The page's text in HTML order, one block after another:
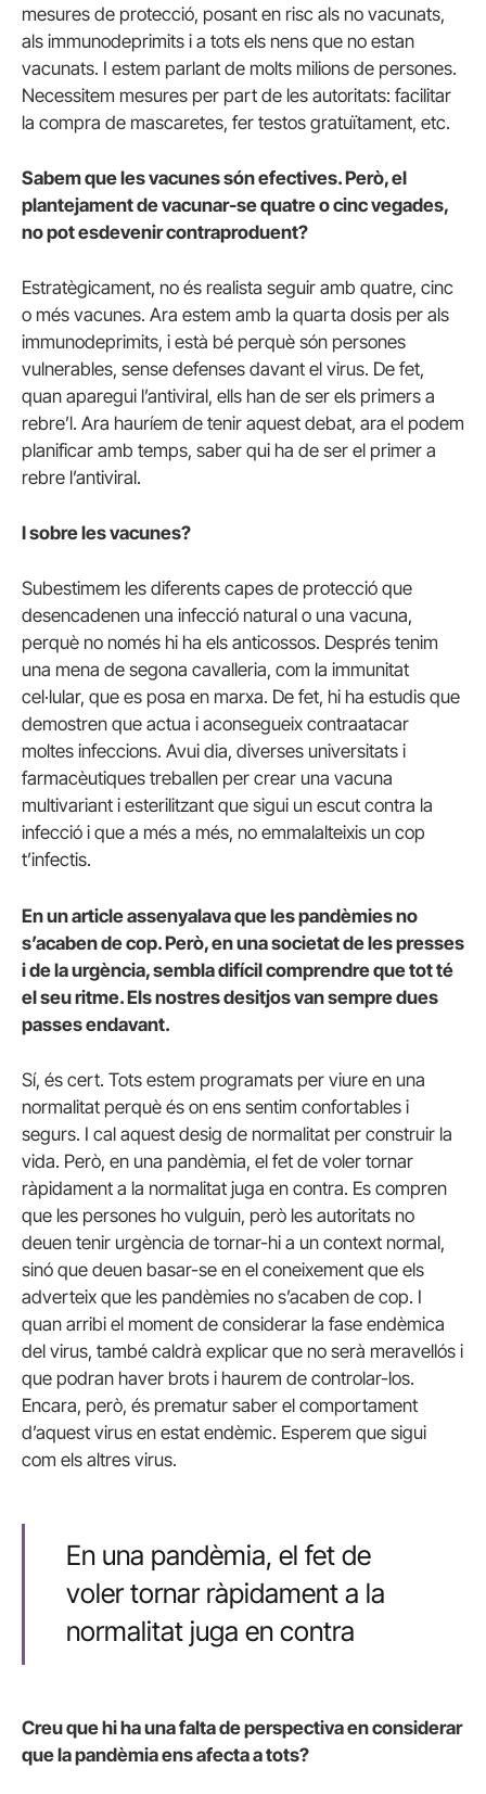
mesures de protecció, posant en risc als no vacunats,
als immunodeprimits i a tots els nens que no estan
vacunats. I estem parlant de molts milions de persones.
Necessitem mesures per part de les autoritats: facilitar
la compra de mascaretes, fer testos gratuïtament, etc.
Sabem que les vacunes són efectives. Però, el
plantejament de vacunar-se quatre o cinc vegades,
no pot esdevenir contraproduent?
Estratègicament, no és realista seguir amb quatre, cinc
o més vacunes. Ara estem amb la quarta dosis per als
immunodeprimits, i està bé perquè són persones
vulnerables, sense defenses davant el virus. De fet,
quan aparegui l’antiviral, ells han de ser els primers a
rebre’l. Ara hauríem de tenir aquest debat, ara el podem
planificar amb temps, saber qui ha de ser el primer a
rebre l’antiviral.
I sobre les vacunes?
Subestimem les diferents capes de protecció que
desencadenen una infecció natural o una vacuna,
perquè no només hi ha els anticossos. Després tenim
una mena de segona cavalleria, com la immunitat
cel·lular, que es posa en marxa. De fet, hi ha estudis que
demostren que actua i aconsegueix contraatacar
moltes infeccions. Avui dia, diverses universitats i
farmacèutiques treballen per crear una vacuna
multivariant i esterilitzant que sigui un escut contra la
infecció i que a més a més, no emmalalteixis un cop
t’infectis.
En un article assenyalava que les pandèmies no
s’acaben de cop. Però, en una societat de les presses
i de la urgència, sembla difícil comprendre que tot té
el seu ritme. Els nostres desitjos van sempre dues
passes endavant.
Sí, és cert. Tots estem programats per viure en una
normalitat perquè és on ens sentim confortables i
segurs. I cal aquest desig de normalitat per construir la
vida. Però, en una pandèmia, el fet de voler tornar
ràpidament a la normalitat juga en contra. Es compren
que les persones ho vulguin, però les autoritats no
deuen tenir urgència de tornar-hi a un context normal,
sinó que deuen basar-se en el coneixement que els
adverteix que les pandèmies no s’acaben de cop. I
quan arribi el moment de considerar la fase endèmica
del virus, també caldrà explicar que no serà meravellós i
que podran haver brots i haurem de controlar-los.
Encara, però, és prematur saber el comportament
d’aquest virus en estat endèmic. Esperem que sigui
com els altres virus.
En una pandèmia, el fet de
voler tornar ràpidament a la
normalitat juga en contra
Creu que hi ha una falta de perspectiva en considerar
que la pandèmia ens afecta a tots?